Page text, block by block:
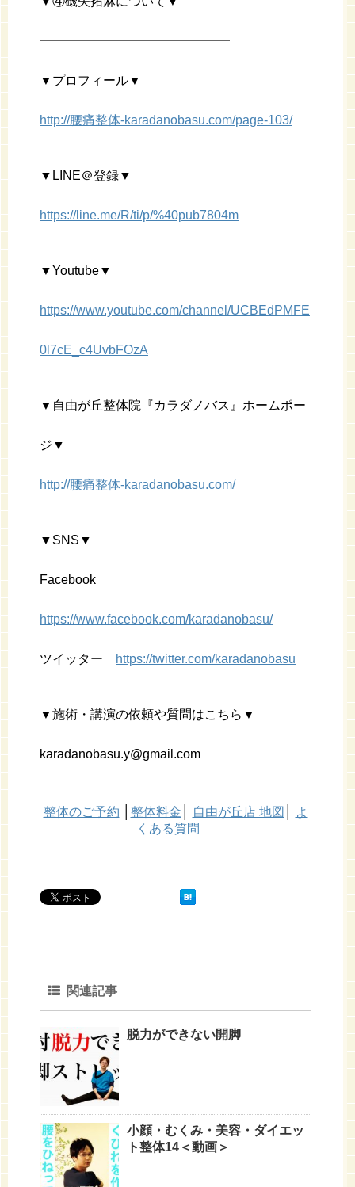
━━━━━━━━━━━━━━━
▼プロフィール▼
http://腰痛整体-karadanobasu.com/page-103/
▼LINE＠登録▼
https://line.me/R/ti/p/%40pub7804m
▼Youtube▼
https://www.youtube.com/channel/UCBEdPMFE
0l7cE_c4UvbFOzA
▼自由が丘整体院『カラダノバス』ホームポー
ジ▼
http://腰痛整体-karadanobasu.com/
▼SNS▼
Facebook
https://www.facebook.com/karadanobasu/
ツイッター https://twitter.com/karadanobasu
▼施術・講演の依頼や質問はこちら▼
karadanobasu.y@gmail.com
整体のご予約 整体料金 自由が丘店 地図
よ
くある質問
関連記事
脱力ができない開脚
小顔・むくみ・美容・ダイエッ
ト整体14＜動画＞